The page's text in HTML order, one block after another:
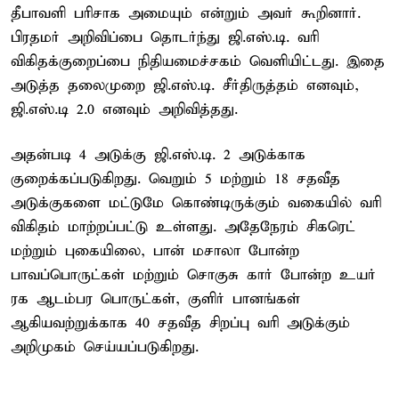
தீபாவளி பரிசாக அமையும் என்றும் அவர் கூறினார்.
பிரதமர் அறிவிப்பை தொடர்ந்து ஜி.எஸ்.டி. வரி
விகிதக்குறைப்பை நிதியமைச்சகம் வெளியிட்டது. இதை
அடுத்த தலைமுறை ஜி.எஸ்.டி. சீர்திருத்தம் எனவும்,
ஜி.எஸ்.டி 2.0 எனவும் அறிவித்தது.
அதன்படி 4 அடுக்கு ஜி.எஸ்.டி. 2 அடுக்காக
குறைக்கப்படுகிறது. வெறும் 5 மற்றும் 18 சதவீத
அடுக்குகளை மட்டுமே கொண்டிருக்கும் வகையில் வரி
விகிதம் மாற்றப்பட்டு உள்ளது. அதேநேரம் சிகரெட்
மற்றும் புகையிலை, பான் மசாலா போன்ற
பாவப்பொருட்கள் மற்றும் சொகுசு கார் போன்ற உயர்
ரக ஆடம்பர பொருட்கள், குளிர் பானங்கள்
ஆகியவற்றுக்காக 40 சதவீத சிறப்பு வரி அடுக்கும்
அறிமுகம் செய்யப்படுகிறது.